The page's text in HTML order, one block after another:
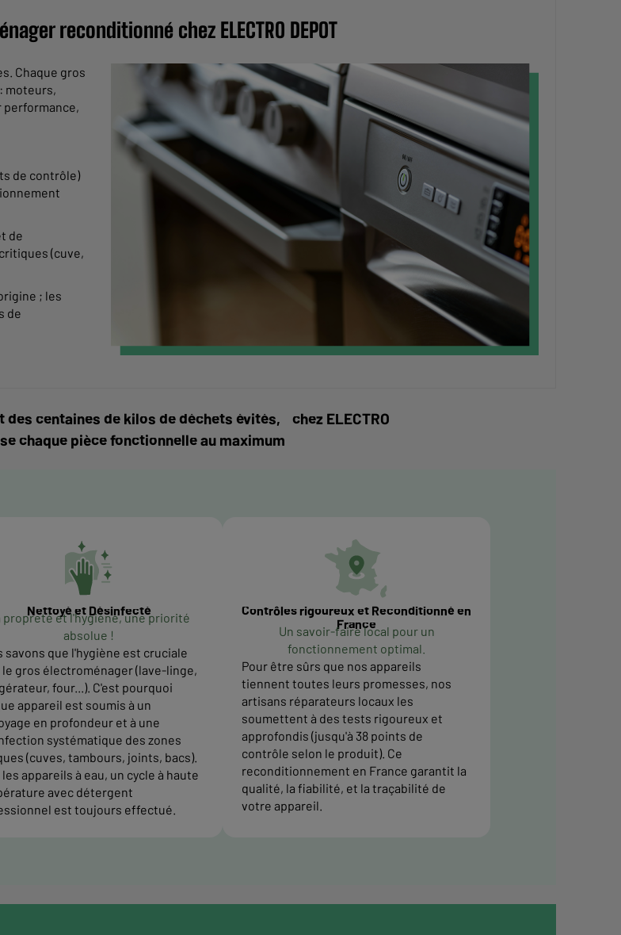
reconditionné chez ELECTRO DEPOT
Chaque gros
moteurs,
de contrôle)
de
(cuve,
; les
de
des centaines de kilos de déchets évités, chez ELECTRO
chaque pièce fonctionnelle au maximum
Nettoyé et Désinfecté
propreté et l'hygiène, une priorité
absolue !
savons que l'hygiène est cruciale
le gros électroménager (lave-linge,
four...). C'est pourquoi
appareil est soumis à un
en profondeur et à une
systématique des zones
(cuves, tambours, joints, bacs).
les appareils à eau, un cycle à haute
avec détergent
est toujours effectué.
Contrôles rigoureux et Reconditionné en
France
Un savoir-faire local pour un
fonctionnement optimal.
Pour être sûrs que nos appareils
tiennent toutes leurs promesses, nos
artisans réparateurs locaux les
soumettent à des tests rigoureux et
approfondis (jusqu'à 38 points de
contrôle selon le produit). Ce
reconditionnement en France garantit la
qualité, la fiabilité, et la traçabilité de
votre appareil.